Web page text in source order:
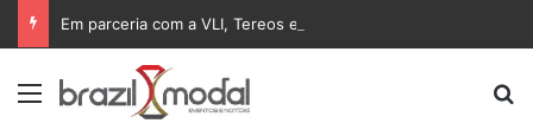
Menu